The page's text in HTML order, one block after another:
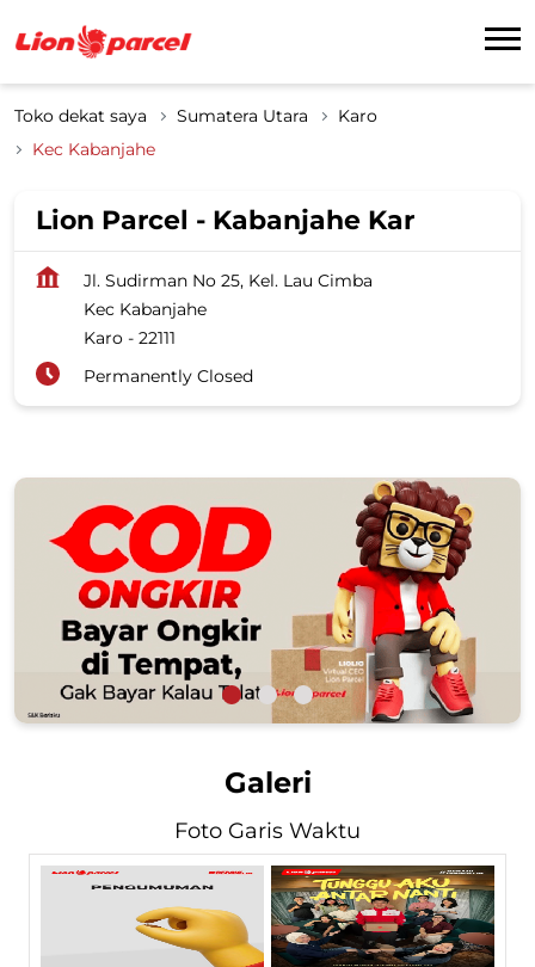
Toko dekat saya Sumatera Utara
Karo
Kec Kabanjahe
Lion Parcel - Kabanjahe Kar
Jl. Sudirman No 25, Kel. Lau Cimba
Kec Kabanjahe
Karo - 22111
Permanently Closed
Galeri
Foto Garis Waktu